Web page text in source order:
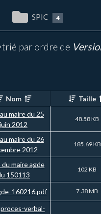
SPIC 4
trié par ordre de
Nom Taille
maire du 25
juin 2012
48.58 KB
maire du 26
2012
185.69 KB
maire agde
150113
102 KB
7.38 MB
verbal-